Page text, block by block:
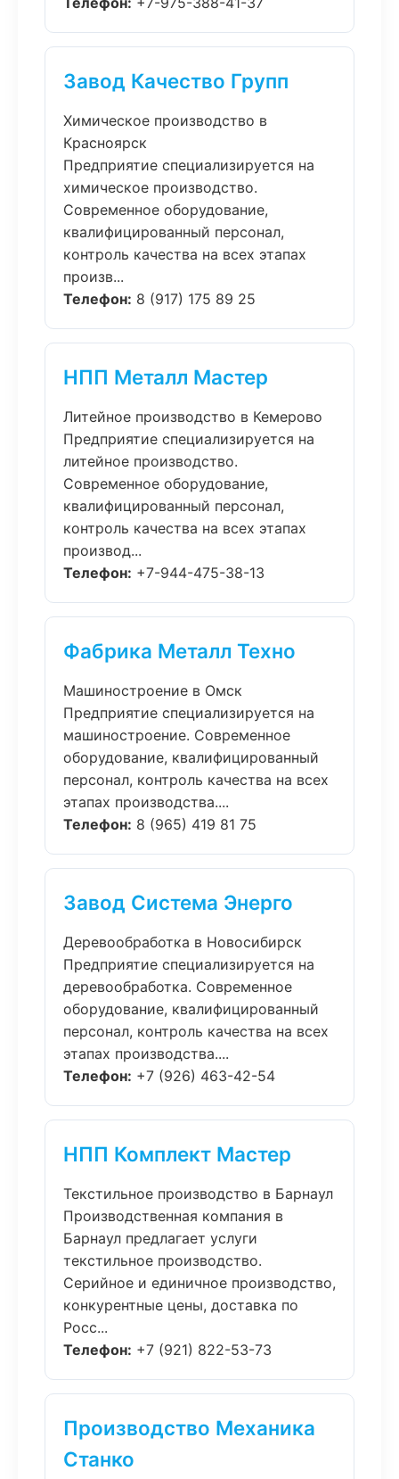
Завод Качество Групп
Химическое производство в
Красноярск
Предприятие специализируется на
химическое производство.
Современное оборудование,
квалифицированный персонал,
контроль качества на всех этапах
произв...
Телефон: 8 (917) 175 89 25
НПП Металл Мастер
Литейное производство в Кемерово
Предприятие специализируется на
литейное производство.
Современное оборудование,
квалифицированный персонал,
контроль качества на всех этапах
производ...
Телефон: +7-944-475-38-13
Фабрика Металл Техно
Машиностроение в Омск
Предприятие специализируется на
машиностроение. Современное
оборудование, квалифицированный
персонал, контроль качества на всех
этапах производства....
Телефон: 8 (965) 419 81 75
Завод Система Энерго
Деревообработка в Новосибирск
Предприятие специализируется на
деревообработка. Современное
оборудование, квалифицированный
персонал, контроль качества на всех
этапах производства....
Телефон: +7 (926) 463-42-54
НПП Комплект Мастер
Текстильное производство в Барнаул
Производственная компания в
Барнаул предлагает услуги
текстильное производство.
Серийное и единичное производство,
конкурентные цены, доставка по
Росс...
Телефон: +7 (921) 822-53-73
Производство Механика
Станко